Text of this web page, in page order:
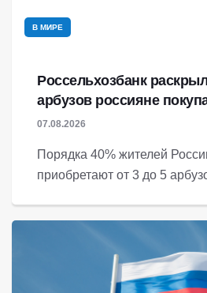
В МИРЕ
Россельхозбанк
арбузов россияне
07.08.2026
Порядка 40% жителей
приобретают от 3 до 5